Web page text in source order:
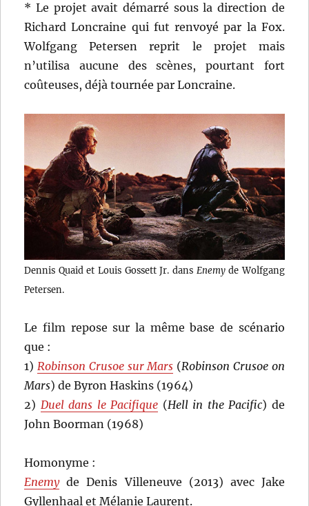
* Le projet avait démarré sous la direction de
Richard Loncraine qui fut renvoyé par la Fox.
Wolfgang Petersen reprit le projet mais
n’utilisa aucune des scènes, pourtant fort
coûteuses, déjà tournée par Loncraine.
Dennis Quaid et Louis Gossett Jr. dans Enemyde Wolfgang
Petersen.
Le film repose sur la même base de scénario
que :
1)Robinson Crusoe sur Mars (Robinson Crusoe on
Mars) de Byron Haskins (1964)
2) Duel dans le Pacifique (Hell in the Pacific) de
John Boorman (1968)
Homonyme :
Enemyde Denis Villeneuve (2013) avec Jake
Gyllenhaal et Mélanie Laurent.